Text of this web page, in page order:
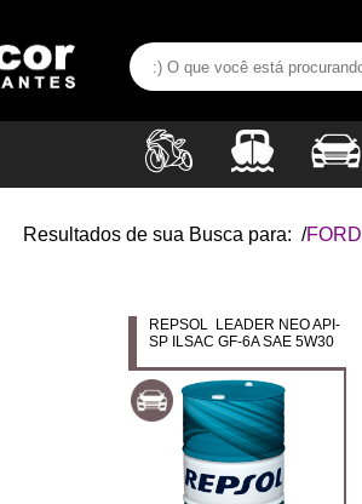
Resultados de sua Busca para: /FORD
REPSOL LEADER NEO API-
SP ILSAC GF-6A SAE 5W30